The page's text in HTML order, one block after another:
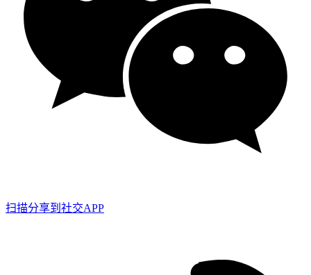
扫描分享到社交APP